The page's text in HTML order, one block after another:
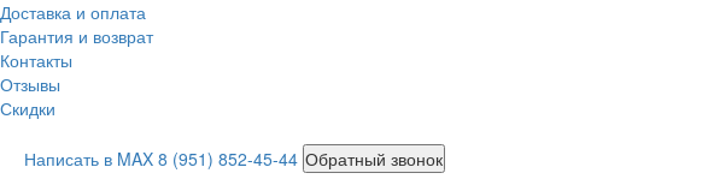
Доставка и оплата
Гарантия и возврат
Контакты
Отзывы
Скидки
Написать в MAX 8 (951) 852-45-44 Обратный звонок